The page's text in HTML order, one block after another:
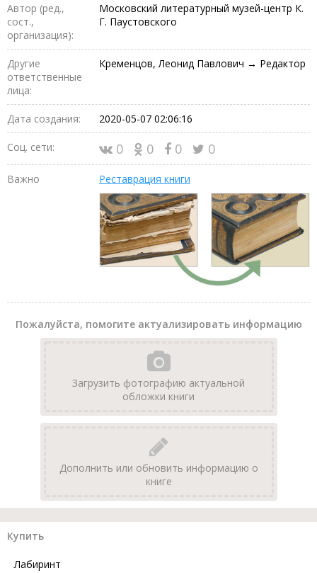
Автор (ред.,
сост.,
организация):
Московский литературный музей-центр К.
Г. Паустовского
Другие
ответственные
лица:
Кременцов, Леонид Павлович → Редактор
Дата создания: 2020-05-07 02:06:16
Соц. сети: 0 0 0 0
Важно Реставрация книги
Пожалуйста, помогите актуализировать информацию
Загрузить фотографию актуальной
обложки книги
Дополнить или обновить информацию о
книге
Купить
Лабиринт